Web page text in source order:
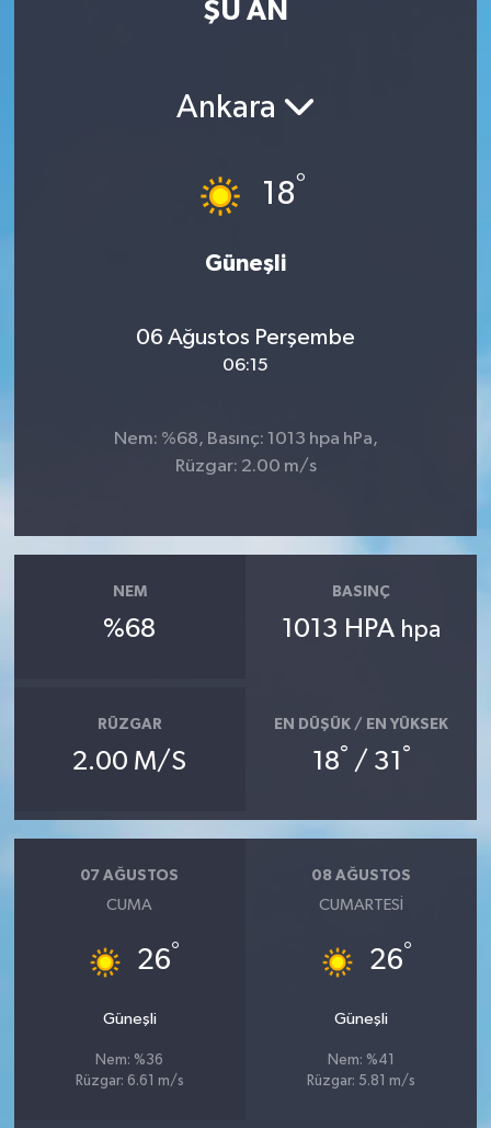
ŞU AN
Ankara
18°
Güneşli
06 Ağustos Perşembe
06:15
Nem: %68, Basınç: 1013 hpa hPa,
Rüzgar: 2.00 m/s
NEM
%68
BASINÇ
1013 HPA hpa
RÜZGAR
2.00 M/S
EN DÜŞÜK / EN YÜKSEK
18° / 31 °
07 AĞUSTOS
CUMA
26°
Güneşli
Nem: %36
Rüzgar: 6.61 m/s
08 AĞUSTOS
CUMARTESI
26°
Güneşli
Nem: %41
Rüzgar: 5.81 m/s
YAŞAM